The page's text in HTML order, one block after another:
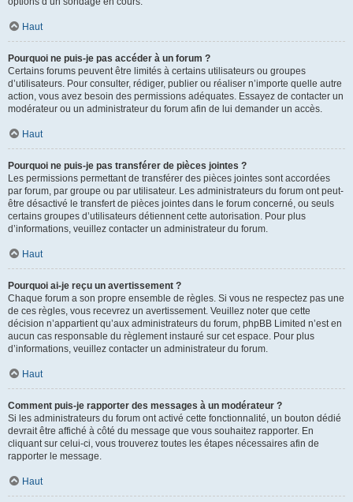
Haut
Pourquoi ne puis-je pas accéder à un forum ?
Certains forums peuvent être limités à certains utilisateurs ou groupes
d’utilisateurs. Pour consulter, rédiger, publier ou réaliser n’importe quelle autre
action, vous avez besoin des permissions adéquates. Essayez de contacter un
modérateur ou un administrateur du forum afin de lui demander un accès.
Haut
Pourquoi ne puis-je pas transférer de pièces jointes ?
Les permissions permettant de transférer des pièces jointes sont accordées
par forum, par groupe ou par utilisateur. Les administrateurs du forum ont peut-
être désactivé le transfert de pièces jointes dans le forum concerné, ou seuls
certains groupes d’utilisateurs détiennent cette autorisation. Pour plus
d’informations, veuillez contacter un administrateur du forum.
Haut
Pourquoi ai-je reçu un avertissement ?
Chaque forum a son propre ensemble de règles. Si vous ne respectez pas une
de ces règles, vous recevrez un avertissement. Veuillez noter que cette
décision n’appartient qu’aux administrateurs du forum, phpBB Limited n’est en
aucun cas responsable du règlement instauré sur cet espace. Pour plus
d’informations, veuillez contacter un administrateur du forum.
Haut
Comment puis-je rapporter des messages à un modérateur ?
Si les administrateurs du forum ont activé cette fonctionnalité, un bouton dédié
devrait être affiché à côté du message que vous souhaitez rapporter. En
cliquant sur celui-ci, vous trouverez toutes les étapes nécessaires afin de
rapporter le message.
Haut